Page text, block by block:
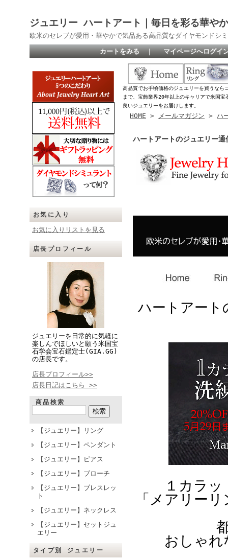
ジュエリー ハートアート｜毎日を彩る華や
欧米のセレブが愛用・華やかで気品ある高品質なダイヤモンドシ
カートをみる ｜ マイページへログイ
お気に入り
お気に入りリストを見る
店長プロフィール
ジュエリーを日常的に気軽に
楽しんでほしいと願う米国宝
石学会宝石鑑定士(GIA.GG)
の店長です。
店長プロフィール>>
店長日記はこちら >>
商品検索
【ジュエリー】リング
【ジュエリー】ペンダント
【ジュエリー】ピアス
【ジュエリー】ブローチ
【ジュエリー】ブレスレッ
ト
【ジュエリー】ネックレス
【ジュエリー】セットジュ
エリー
タイプ別 ジュエリー
高品質でお手頃価格のジュエリーを買うなら
まで、宝飾業界20年以上のキャリアで米国
良いジュエリーをお届けします。
HOME > メールマガジン > ハ
ハートアートのジュエリー通
ハートアー
１カラ
「メアリー
おしゃれ